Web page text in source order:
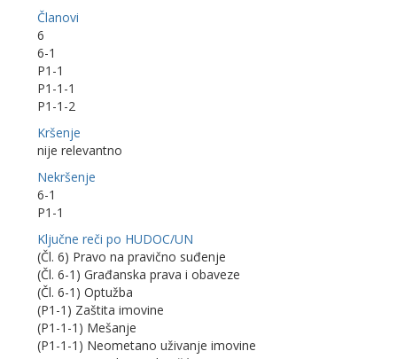
Članovi
6
6-1
P1-1
P1-1-1
P1-1-2
Kršenje
nije relevantno
Nekršenje
6-1
P1-1
Ključne reči po HUDOC/UN
(Čl. 6) Pravo na pravično suđenje
(Čl. 6-1) Građanska prava i obaveze
(Čl. 6-1) Optužba
(P1-1) Zaštita imovine
(P1-1-1) Mešanje
(P1-1-1) Neometano uživanje imovine